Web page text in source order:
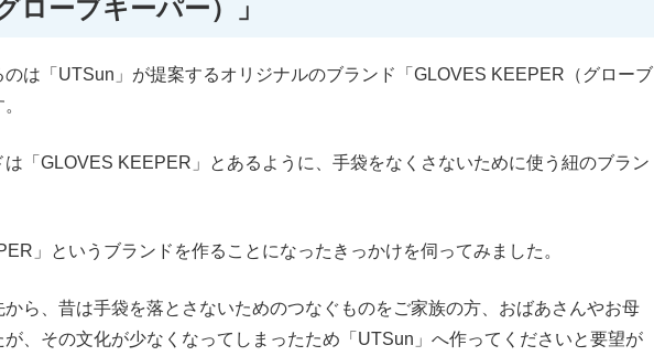
ローブキーパー）」
は「UTSun」が提案するオリジナルのブランド「GLOVES KEEPER（グローブ
は「GLOVES KEEPER」とあるように、手袋をなくさないために使う紐のブラン
」というブランドを作ることになったきっかけを伺ってみました。
から、昔は手袋を落とさないためのつなぐものをご家族の方、おばあさんやお母
が、その文化が少なくなってしまったため「UTSun」へ作ってくださいと要望が